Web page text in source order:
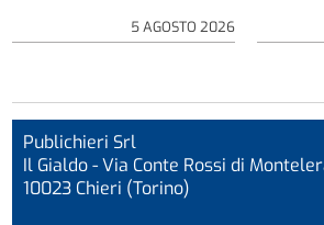
5 AGOSTO 2026
Publichieri Srl
Il Gialdo - Via Conte Rossi di
10023 Chieri (Torino)